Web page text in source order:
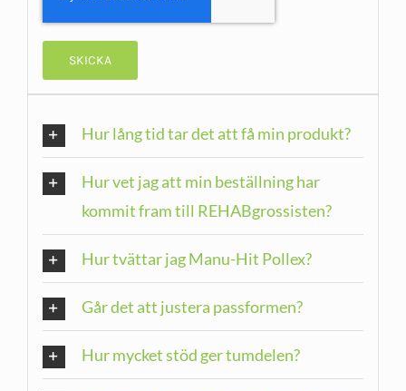
Hur lång tid tar det att få min produkt?
Hur vet jag att min beställning har
kommit fram till REHABgrossisten?
Hur tvättar jag Manu-Hit Pollex?
Går det att justera passformen?
Hur mycket stöd ger tumdelen?